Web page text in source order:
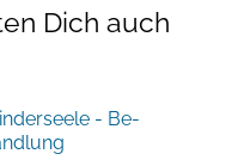
Dich auch